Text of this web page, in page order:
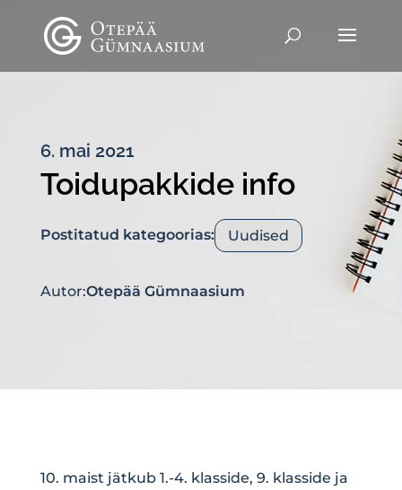
6. mai 2021
Toidupakkide info
Postitatud kategoorias: Uudised
Autor:Otepää Gümnaasium
10. maist jätkub 1.-4. klasside, 9. klasside ja